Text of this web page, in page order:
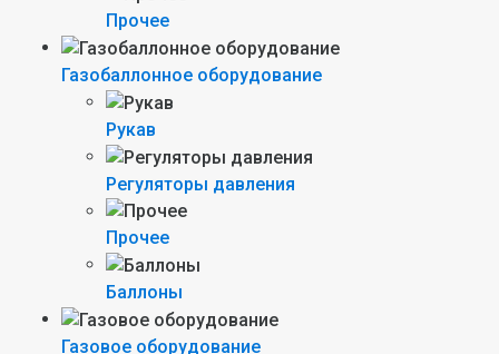
Прочее
Газобаллонное оборудование
Рукав
Регуляторы давления
Прочее
Баллоны
Газовое оборудование